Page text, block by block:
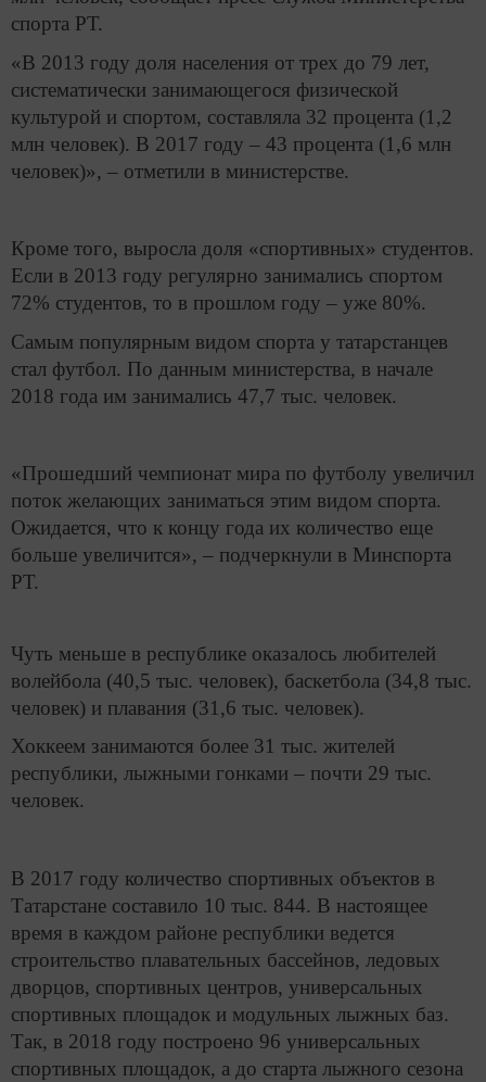
спорта РТ.
«В 2013 году доля населения от трех до 79 лет,
систематически занимающегося физической
культурой и спортом, составляла 32 процента (1,2
млн человек). В 2017 году – 43 процента (1,6 млн
человек)», – отметили в министерстве.
Кроме того, выросла доля «спортивных» студентов.
Если в 2013 году регулярно занимались спортом
72% студентов, то в прошлом году – уже 80%.
Самым популярным видом спорта у татарстанцев
стал футбол. По данным министерства, в начале
2018 года им занимались 47,7 тыс. человек.
«Прошедший чемпионат мира по футболу увеличил
поток желающих заниматься этим видом спорта.
Ожидается, что к концу года их количество еще
больше увеличится», – подчеркнули в Минспорта
РТ.
Чуть меньше в республике оказалось любителей
волейбола (40,5 тыс. человек), баскетбола (34,8 тыс.
человек) и плавания (31,6 тыс. человек).
Хоккеем занимаются более 31 тыс. жителей
республики, лыжными гонками – почти 29 тыс.
человек.
В 2017 году количество спортивных объектов в
Татарстане составило 10 тыс. 844. В настоящее
время в каждом районе республики ведется
строительство плавательных бассейнов, ледовых
дворцов, спортивных центров, универсальных
спортивных площадок и модульных лыжных баз.
Так, в 2018 году построено 96 универсальных
спортивных площадок, а до старта лыжного сезона